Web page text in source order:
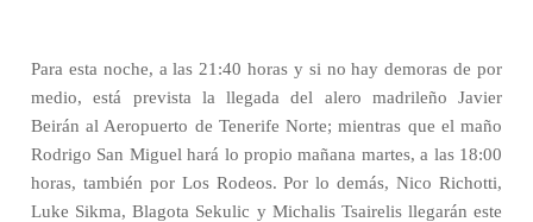
Para esta noche, a las 21:40 horas y si no hay demoras de por
medio, está prevista la llegada del alero madrileño Javier
Beirán al Aeropuerto de Tenerife Norte; mientras que el maño
Rodrigo San Miguel hará lo propio mañana martes, a las 18:00
horas, también por Los Rodeos. Por lo demás, Nico Richotti,
Luke Sikma, Blagota Sekulic y Michalis Tsairelis llegarán este